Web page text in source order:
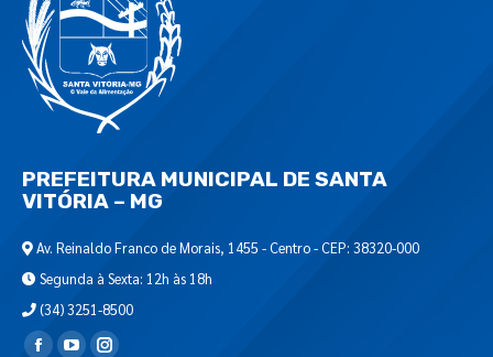
PREFEITURA MUNICIPAL DE SANTA
VITÓRIA – MG
Av. Reinaldo Franco de Morais, 1455 - Centro - CEP: 38320-000
Segunda à Sexta: 12h às 18h
(34) 3251-8500
Encontre-nos em: